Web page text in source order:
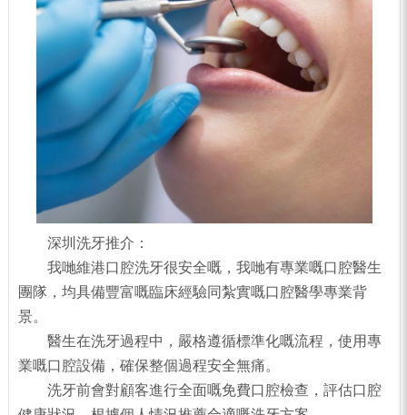
深圳洗牙推介：
我哋維港口腔洗牙很安全嘅，我哋有專業嘅口腔醫生
團隊，均具備豐富嘅臨床經驗同紮實嘅口腔醫學專業背
景。
醫生在洗牙過程中，嚴格遵循標準化嘅流程，使用專
業嘅口腔設備，確保整個過程安全無痛。
洗牙前會對顧客進行全面嘅免費口腔檢查，評估口腔